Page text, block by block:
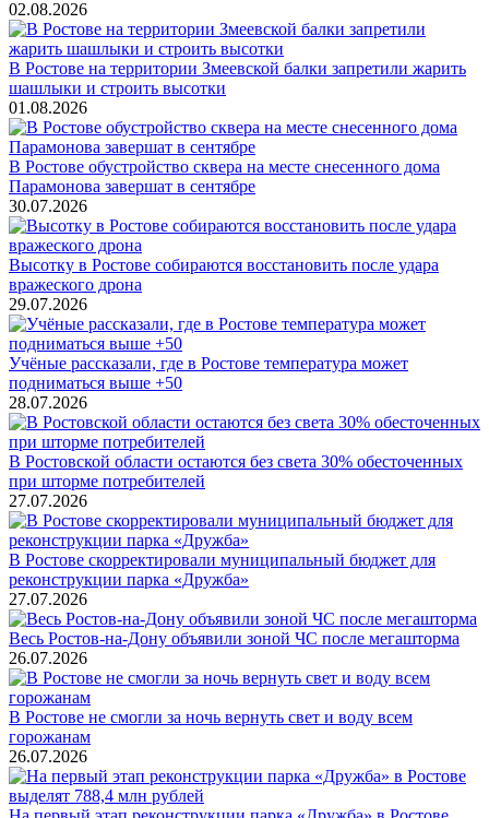
02.08.2026
В Ростове на территории Змеевской балки запретили жарить
шашлыки и строить высотки
01.08.2026
В Ростове обустройство сквера на месте снесенного дома
Парамонова завершат в сентябре
30.07.2026
Высотку в Ростове собираются восстановить после удара
вражеского дрона
29.07.2026
Учёные рассказали, где в Ростове температура может
подниматься выше +50
28.07.2026
В Ростовской области остаются без света 30% обесточенных
при шторме потребителей
27.07.2026
В Ростове скорректировали муниципальный бюджет для
реконструкции парка «Дружба»
27.07.2026
Весь Ростов-на-Дону объявили зоной ЧС после мегашторма
26.07.2026
В Ростове не смогли за ночь вернуть свет и воду всем
горожанам
26.07.2026